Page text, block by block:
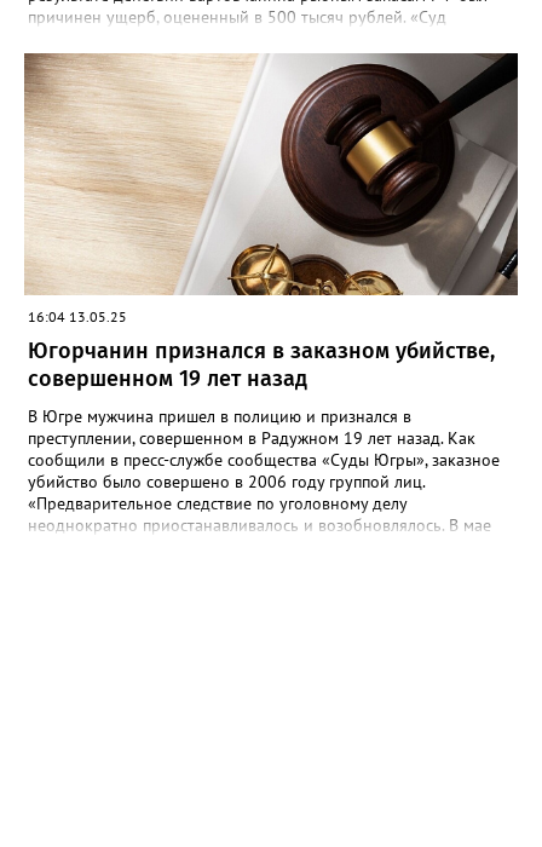
причинен ущерб, оцененный в 500 тысяч рублей. «Суд
свободы условно с испытательным сроком в один год», —
говорится в сообщении. Также у мужчины конфисковали
моторную лодку и передали государству. На данный момент
приговор не вступил в законную силу.
16:04 13.05.25
Югорчанин признался в заказном убийстве,
совершенном 19 лет назад
В Югре мужчина пришел в полицию и признался в
преступлении, совершенном в Радужном 19 лет назад. Как
сообщили в пресс-службе сообщества «Суды Югры», заказное
убийство было совершено в 2006 году группой лиц.
«Предварительное следствие по уголовному делу
неоднократно приостанавливалось и возобновлялось. В мае